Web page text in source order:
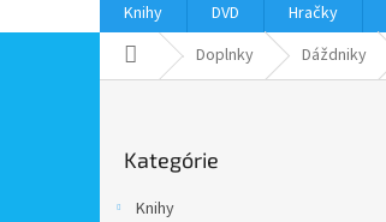
Knihy DVD Hračky
DomovDoplnky Dáždniky
kategórie
Kategórie
Knihy